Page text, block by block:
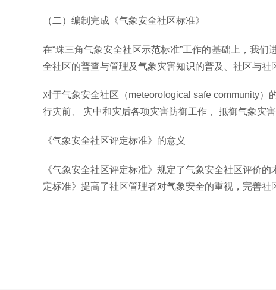
（二）编制完成《气象安全社区标准》
在“珠三角气象安全社区示范标准”工作的基础上，我
全社区的普查与管理及气象灾害知识的普及、社区与社
对于气象安全社区（meteorological safe community
行灾前、 灾中和灾后各项灾害防御工作， 抵御气象灾
《气象安全社区评定标准》的意义
《气象安全社区评定标准》规定了气象安全社区评价
定标准》提高了社区管理者对气象安全的重视，完善社